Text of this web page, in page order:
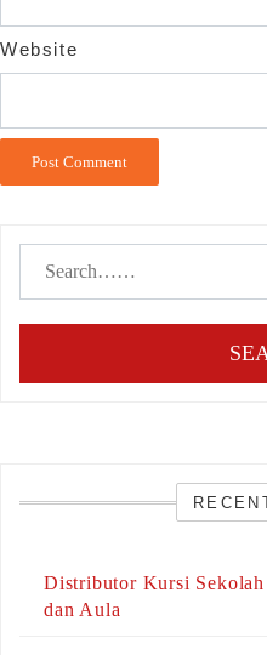
Website
Distributor Kursi
dan Aula